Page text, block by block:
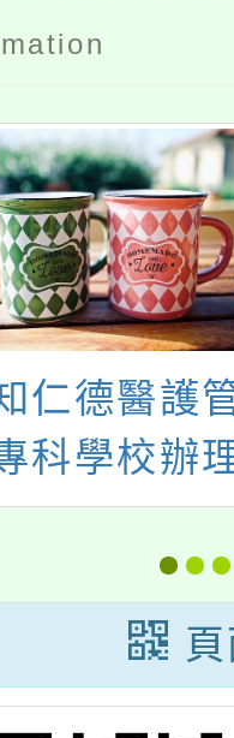
仁德醫護
科學校辦
護人員職
暨入學說
及校園參
日